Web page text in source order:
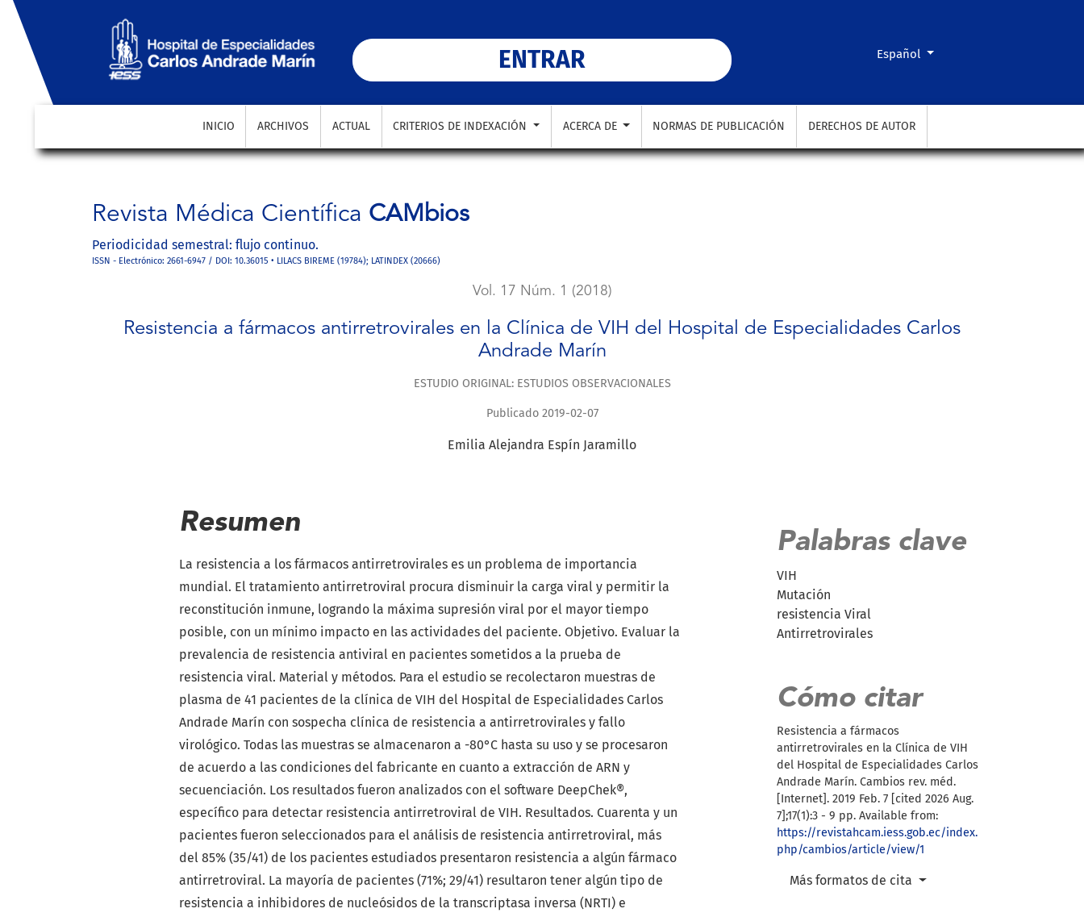
Cambiar el idioma. El actual es:
Español
ENTRAR
INICIO ARCHIVOS ACTUAL CRITERIOS DE INDEXACIÓN ACERCA DE NORMAS DE PUBLICACIÓN DERECHOS DE AUTOR
Revista Médica Científica CAMbios
Periodicidad semestral: flujo continuo.
ISSN - Electrónico: 2661-6947 / DOI: 10.36015 • LILACS BIREME (19784); LATINDEX (20666)
Vol. 17 Núm. 1 (2018)
Resistencia a fármacos antirretrovirales en la Clínica de VIH del Hospital de Especialidades Carlos
Andrade Marín
ESTUDIO ORIGINAL: ESTUDIOS OBSERVACIONALES
Publicado 2019-02-07
Emilia Alejandra Espín Jaramillo
Palabras clave
VIH
Mutación
resistencia Viral
Antirretrovirales
Cómo citar
Resistencia a fármacos
antirretrovirales en la Clínica de VIH
del Hospital de Especialidades Carlos
Andrade Marín. Cambios rev. méd.
[Internet]. 2019 Feb. 7 [cited 2026 Aug.
7];17(1):3 - 9 pp. Available from:
https://revistahcam.iess.gob.ec/index.
php/cambios/article/view/1
Más formatos de cita
Resumen
La resistencia a los fármacos antirretrovirales es un problema de importancia
mundial. El tratamiento antirretroviral procura disminuir la carga viral y permitir la
reconstitución inmune, logrando la máxima supresión viral por el mayor tiempo
posible, con un mínimo impacto en las actividades del paciente. Objetivo. Evaluar la
prevalencia de resistencia antiviral en pacientes sometidos a la prueba de
resistencia viral. Material y métodos. Para el estudio se recolectaron muestras de
plasma de 41 pacientes de la clínica de VIH del Hospital de Especialidades Carlos
Andrade Marín con sospecha clínica de resistencia a antirretrovirales y fallo
virológico. Todas las muestras se almacenaron a -80°C hasta su uso y se procesaron
de acuerdo a las condiciones del fabricante en cuanto a extracción de ARN y
secuenciación. Los resultados fueron analizados con el software DeepChek®,
específico para detectar resistencia antirretroviral de VIH. Resultados. Cuarenta y un
pacientes fueron seleccionados para el análisis de resistencia antirretroviral, más
del 85% (35/41) de los pacientes estudiados presentaron resistencia a algún fármaco
antirretroviral. La mayoría de pacientes (71%; 29/41) resultaron tener algún tipo de
resistencia a inhibidores de nucleósidos de la transcriptasa inversa (NRTI) e